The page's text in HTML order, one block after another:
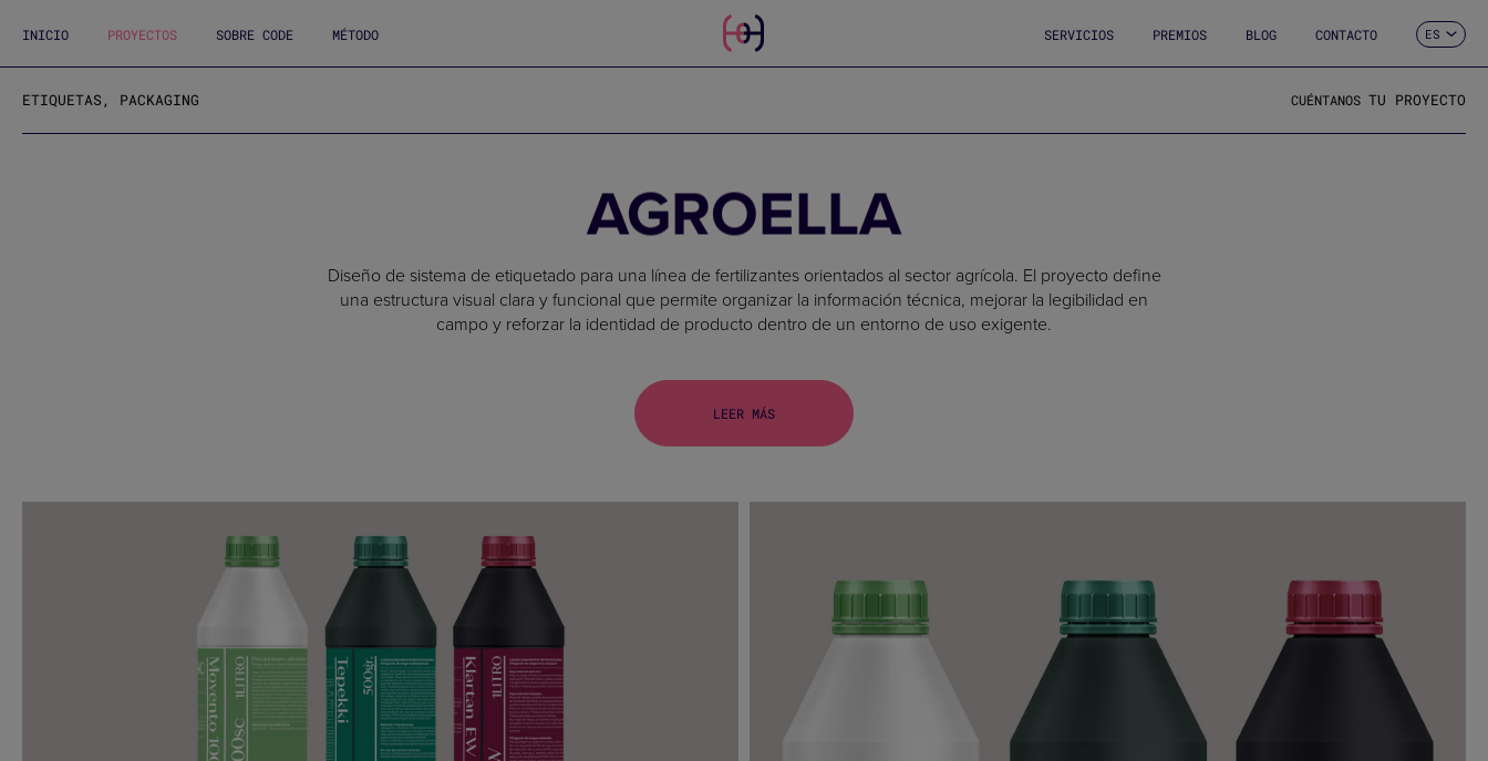
INICIO PROYECTOS SOBRE CODE MÉTODO SERVICIOS PREMIOS BLOG CONTACTO
ES
FR
IT
ETIQUETAS, PACKAGING CUÉNTANOS TU PROYECTO
AGROELLA
Diseño de sistema de etiquetado para una línea de fertilizantes orientados al sector agrícola. El proyecto define
una estructura visual clara y funcional que permite organizar la información técnica, mejorar la legibilidad en
campo y reforzar la identidad de producto dentro de un entorno de uso exigente.
LEER MÁS